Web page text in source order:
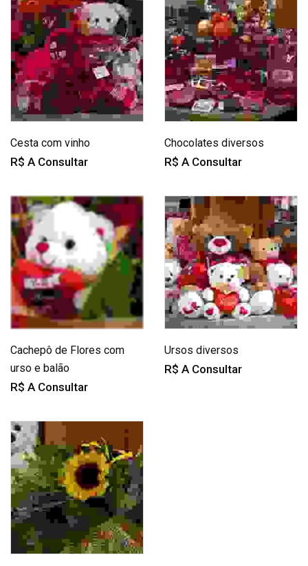
Cesta com vinho
R$ A Consultar
Chocolates diversos
R$ A Consultar
Cachepô de Flores com
urso e balão
R$ A Consultar
Ursos diversos
R$ A Consultar